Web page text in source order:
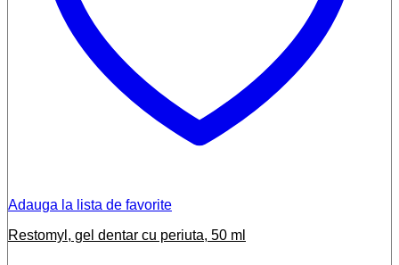
Adauga la lista de favorite
Restomyl, gel dentar cu periuta, 50 ml